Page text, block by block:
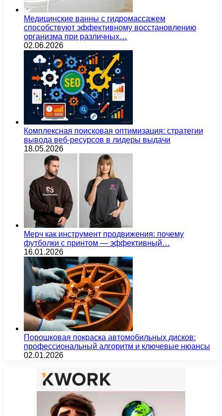
Медицинские ванны с гидромассажем
способствуют эффективному восстановлению
организма при различных…
02.06.2026
Комплексная поисковая оптимизация: стратегии
вывода веб-ресурсов в лидеры выдачи
18.05.2026
Мерч как инструмент продвижения: почему
футболки с принтом — эффективный…
16.01.2026
Порошковая покраска автомобильных дисков:
профессиональный алгоритм и ключевые нюансы
02.01.2026